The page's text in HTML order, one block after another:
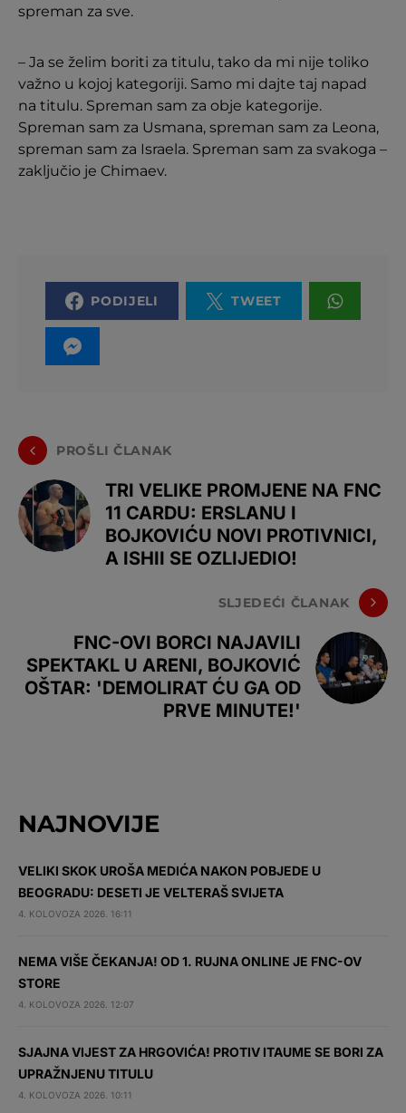
spreman za sve.
– Ja se želim boriti za titulu, tako da mi nije toliko
važno u kojoj kategoriji. Samo mi dajte taj napad
na titulu. Spreman sam za obje kategorije.
Spreman sam za Usmana, spreman sam za Leona,
spreman sam za Israela. Spreman sam za svakoga –
zaključio je Chimaev.
PODIJELI TWEET
PROŠLI ČLANAK
TRI VELIKE PROMJENE NA FNC
11 CARDU: ERSLANU I
BOJKOVIĆU NOVI PROTIVNICI,
A ISHII SE OZLIJEDIO!
SLJEDEĆI ČLANAK
FNC-OVI BORCI NAJAVILI
SPEKTAKL U ARENI, BOJKOVIĆ
OŠTAR: 'DEMOLIRAT ĆU GA OD
PRVE MINUTE!'
NAJNOVIJE
VELIKI SKOK UROŠA MEDIĆA NAKON POBJEDE U
BEOGRADU: DESETI JE VELTERAŠ SVIJETA
4. KOLOVOZA 2026. 16:11
NEMA VIŠE ČEKANJA! OD 1. RUJNA ONLINE JE FNC-OV
STORE
4. KOLOVOZA 2026. 12:07
SJAJNA VIJEST ZA HRGOVIĆA! PROTIV ITAUME SE BORI ZA
UPRAŽNJENU TITULU
4. KOLOVOZA 2026. 10:11